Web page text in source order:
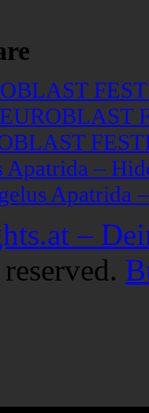
EUROBLAST
Apatrida –
Apatrida
–